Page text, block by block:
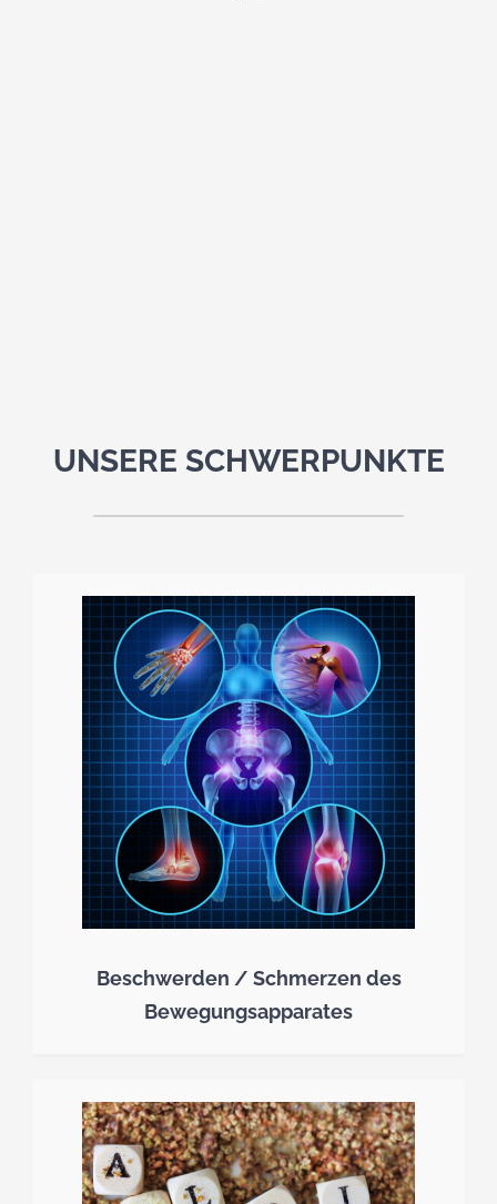
UNSERE SCHWERPUNKTE
Beschwerden / Schmerzen des
Bewegungsapparates